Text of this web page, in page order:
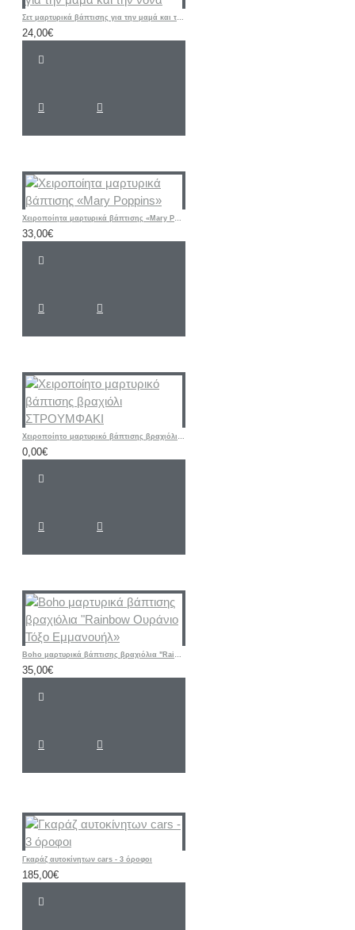
Σετ μαρτυρικά βάπτισης για την μαμά και την νονά
24,00€
Χειροποίητα μαρτυρικά βάπτισης «Mary Poppins»
33,00€
Χειροποίητο μαρτυρικό βάπτισης βραχιόλι ΣΤΡΟΥΜΦΑΚΙ
0,00€
Boho μαρτυρικά βάπτισης βραχιόλια "Rainbow Ουράνιο Τόξο Εμμανουήλ»
35,00€
Γκαράζ αυτοκίνητων cars - 3 όροφοι
185,00€